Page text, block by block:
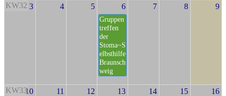
KW32 3 4 5 6
Gruppen
treffen
der
Stoma~S
elbsthilfe
Braunsch
weig
7 8 9
KW3310 11 12 13 14 15 16